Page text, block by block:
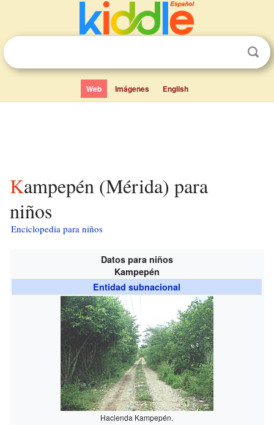
Web Imágenes English
Kampepén (Mérida) para
niños
Enciclopedia para niños
Datos para niños
Kampepén
Entidad subnacional
Hacienda Kampepén.